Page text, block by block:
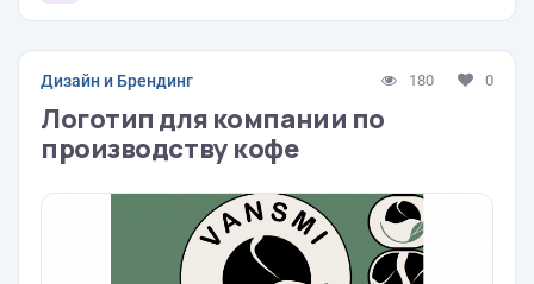
Дизайн и Брендинг 180 0
Логотип для компании по
производству кофе